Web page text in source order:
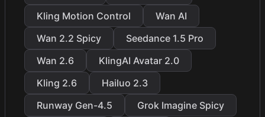
Kling Motion Control
Wan AI
Wan 2.2 Spicy
Seedance 1.5 Pro
Wan 2.6
KlingAI Avatar 2.0
Kling 2.6
Hailuo 2.3
Runway Gen-4.5
Grok Imagine Spicy